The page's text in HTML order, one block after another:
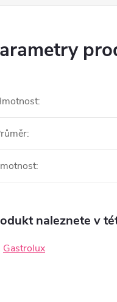
:
:
:
naleznete v
Gastrolux